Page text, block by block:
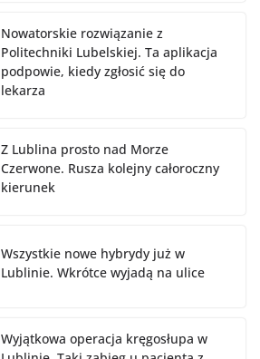
Nowatorskie rozwiązanie z
Politechniki Lubelskiej. Ta aplikacja
podpowie, kiedy zgłosić się do
lekarza
Z Lublina prosto nad Morze
Czerwone. Rusza kolejny całoroczny
kierunek
Wszystkie nowe hybrydy już w
Lublinie. Wkrótce wyjadą na ulice
Wyjątkowa operacja kręgosłupa w